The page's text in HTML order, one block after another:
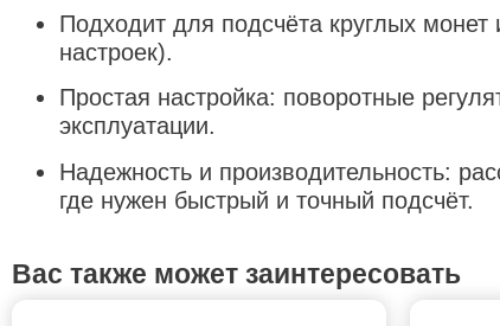
Подходит для подсчёта круглых
настроек).
Простая настройка: поворотные
эксплуатации.
Надежность и производительность:
где нужен быстрый и точный подсчёт.
Вас также может заинтересовать